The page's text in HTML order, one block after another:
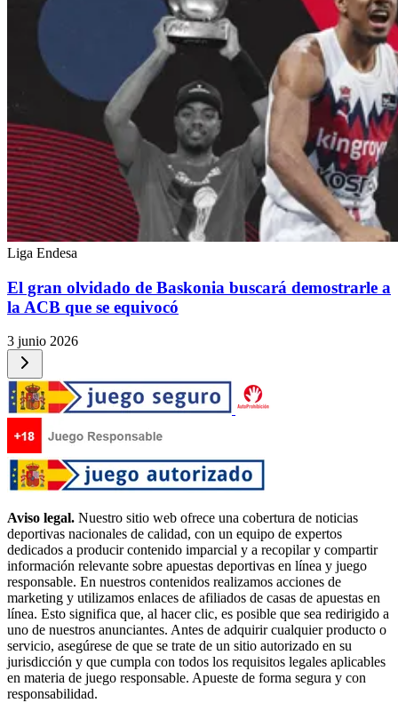
Liga Endesa
El gran olvidado de Baskonia buscará demostrarle a
la ACB que se equivocó
3 junio 2026
Aviso legal. Nuestro sitio web ofrece una cobertura de noticias
deportivas nacionales de calidad, con un equipo de expertos
dedicados a producir contenido imparcial y a recopilar y compartir
información relevante sobre apuestas deportivas en línea y juego
responsable. En nuestros contenidos realizamos acciones de
marketing y utilizamos enlaces de afiliados de casas de apuestas en
línea. Esto significa que, al hacer clic, es posible que sea redirigido a
uno de nuestros anunciantes. Antes de adquirir cualquier producto o
servicio, asegúrese de que se trate de un sitio autorizado en su
jurisdicción y que cumpla con todos los requisitos legales aplicables
en materia de juego responsable. Apueste de forma segura y con
responsabilidad.